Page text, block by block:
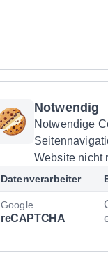
Notwendig
Notwendige
Website nicht
Datenverarbeiter
Google
reCAPTCHA